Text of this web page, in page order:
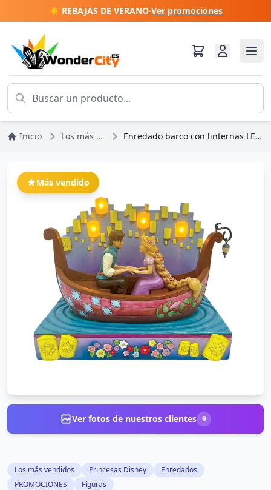
☀️ REBAJAS DE VERANO·Ver promociones
Inicio Los más vendidos Enredado barco con linternas LED - Disney Traditions
Más vendido
Ver fotos de nuestros clientes 9
Los más vendidos Princesas Disney
Enredados
PROMOCIONES
Figuras